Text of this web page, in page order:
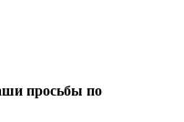
просьбы по